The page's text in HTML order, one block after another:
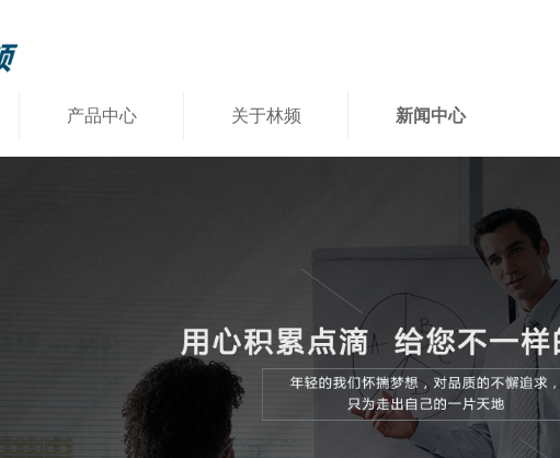
产品中心 关于林频 新闻中心